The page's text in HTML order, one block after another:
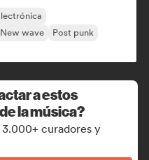
New wave
Post punk
a estos
la música?
curadores y